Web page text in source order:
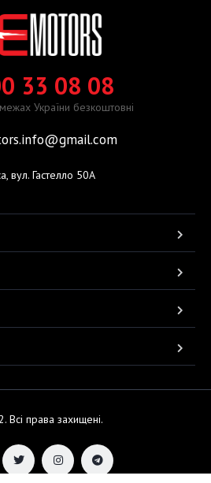
33 08 08
України безкоштовні
вул. Гастелло 50А
Всі права захищені.